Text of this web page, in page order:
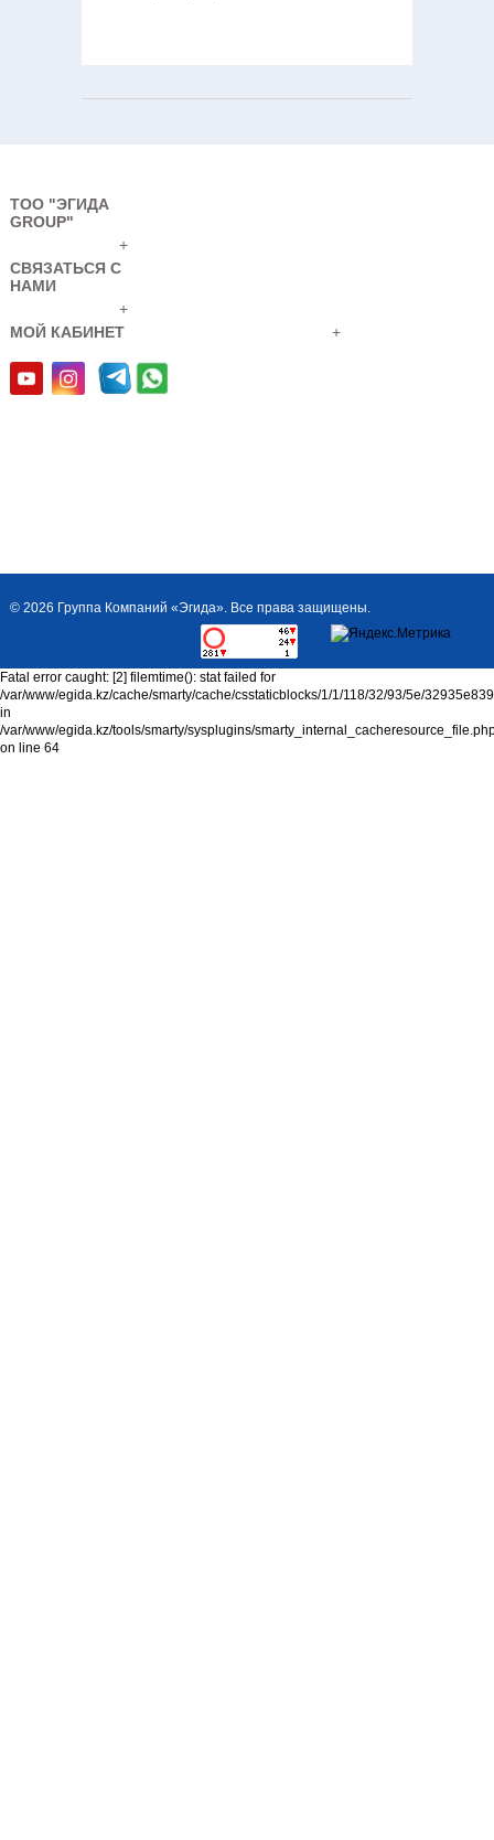
ТОО "ЭГИДА
GROUP"
+
СВЯЗАТЬСЯ С
НАМИ
+
МОЙ КАБИНЕТ
+
© 2026 Группа Компаний «Эгида». Все права защищены.
Fatal error caught: [2] filemtime(): stat failed for
/var/www/egida.kz/cache/smarty/cache/csstaticblocks/1/1/118/32/93/5e/
in
/var/www/egida.kz/tools/smarty/sysplugins/
on line 64